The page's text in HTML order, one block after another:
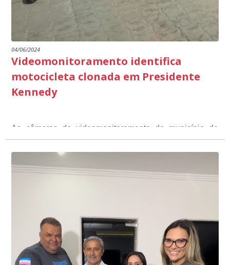
04/06/2024
Videomonitoramento identifica
motocicleta clonada em Presidente
Kennedy
As câmeras de videomonitoramento do município de
Presidente Kennedy identificaram neste fim de semana,
01 de junho, uma motocicleta com indícios de
adulteração, imediatamente, a central de
videomonitoramento acionou a Guarda Civil Municipal,
Durante a abordagem a adulteração foi comprovada,
através da conferência do Chassi, a motocicleta, bem
conta do sistema de videomonitoramento instalado
recentemente em todo o município de Presidente
Kennedy, o sistema é integrado com outros municípios
do país, sendo possível a identificação de veículos por
“Mais de 100 câmeras foram instaladas na sede e no